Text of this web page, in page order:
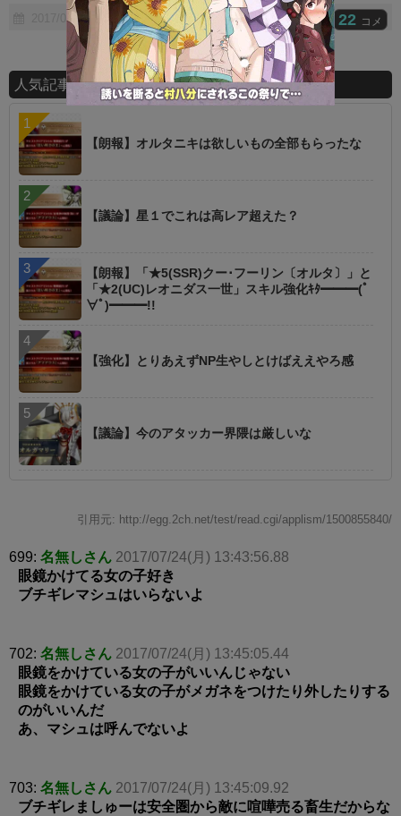
2017/07/24 22 コメ
人気記事ランキング
【朗報】オルタニキは欲しいもの全部もらったな
【議論】星１でこれは高レア超えた？
【朗報】「★5(SSR)クー･フーリン〔オルタ〕」と
「★2(UC)レオニダス一世」スキル強化ｷﾀ━━━(ﾟ
∀ﾟ)━━━!!
【強化】とりあえずNP生やしとけばええやろ感
【議論】今のアタッカー界隈は厳しいな
引用元: http://egg.2ch.net/test/read.cgi/applism/1500855840/
699: 名無しさん 2017/07/24(月) 13:43:56.88
眼鏡かけてる女の子好き
ブチギレマシュはいらないよ
702: 名無しさん 2017/07/24(月) 13:45:05.44
眼鏡をかけている女の子がいいんじゃない
眼鏡をかけている女の子がメガネをつけたり外したりする
のがいいんだ
あ、マシュは呼んでないよ
703: 名無しさん 2017/07/24(月) 13:45:09.92
ブチギレましゅーは安全圏から敵に喧嘩売る畜生だからな